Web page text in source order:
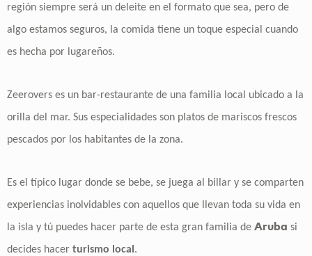
región siempre será un deleite en el formato que sea, pero de
algo estamos seguros, la comida tiene un toque especial cuando
es hecha por lugareños.
Zeerovers es un bar-restaurante de una familia local ubicado a la
orilla del mar. Sus especialidades son platos de mariscos frescos
pescados por los habitantes de la zona.
Es el típico lugar donde se bebe, se juega al billar y se comparten
experiencias inolvidables con aquellos que llevan toda su vida en
la isla y tú puedes hacer parte de esta gran familia de Aruba si
decides hacer turismo local .